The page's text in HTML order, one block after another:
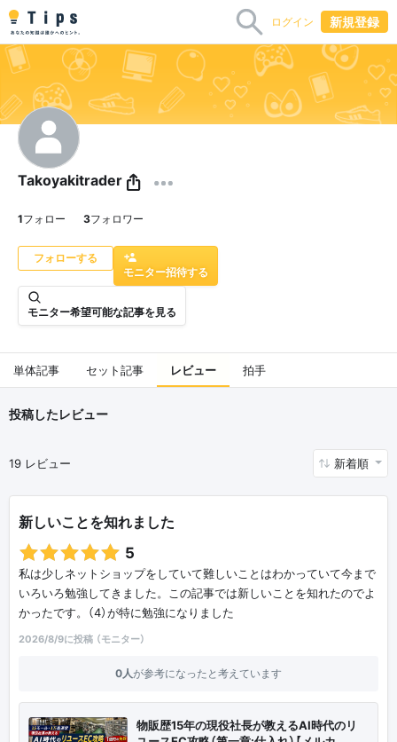
ログイン 新規登録
Takoyakitrader
1フォロー 3フォロワー
モニター招待する
モニター希望可能な記事を見る
単体記事 セット記事 レビュー 拍手
投稿したレビュー
19 レビュー 新着順
新しいことを知れました
5
私は少しネットショップをしていて難しいことはわかっていて今まで
いろいろ勉強してきました。この記事では新しいことを知れたのでよ
かったです。（4）が特に勉強になりました
2026/8/9に投稿 （モニター）
0人が参考になったと考えています
物販歴15年の現役社長が教えるAI時代のリ